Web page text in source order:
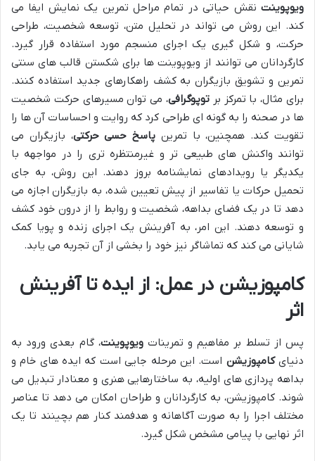
ویوپوینت نقش حیاتی در تمام مراحل تمرین یک نمایش ایفا می
کند. این روش می تواند در تحلیل متن، توسعه شخصیت، طراحی
حرکت، و شکل گیری یک اجرای منسجم مورد استفاده قرار گیرد.
کارگردانان می توانند از ویوپوینت ها برای شکستن قالب های سنتی
تمرین و تشویق بازیگران به کشف راهکارهای جدید استفاده کنند.
برای مثال، با تمرکز بر توپوگرافی، می توان مسیرهای حرکت شخصیت
ها در صحنه را به گونه ای طراحی کرد که روایت و احساسات آن ها را
تقویت کند. همچنین، با تمرین پاسخ حسی حرکتی، بازیگران می
توانند واکنش های طبیعی تر و غیرمنتظره تری را در مواجهه با
یکدیگر یا رویدادهای نمایشنامه بروز دهند. این روش، به جای
تحمیل حرکات یا تفاسیر از پیش تعیین شده، به بازیگران اجازه می
دهد تا در یک فضای بداهه، شخصیت و روابط را از درون خود کشف
و توسعه دهند. این امر، به آفرینش یک اجرای زنده و پویا کمک
شایانی می کند که تماشاگر نیز خود را بخشی از آن تجربه می یابد.
کامپوزیشن در عمل: از ایده تا آفرینش
اثر
پس از تسلط بر مفاهیم و تمریناتویوپوینت، گام بعدی ورود به
دنیایکامپوزیشن است. این مرحله جایی است که ایده های خام و
بداهه پردازی های اولیه، به ساختارهایی هنری و معنادار تبدیل می
شوند. کامپوزیشن، به کارگردانان و طراحان امکان می دهد تا عناصر
مختلف اجرا را به صورت آگاهانه و هدفمند کنار هم بچینند تا یک
اثر نهایی با پیامی مشخص شکل گیرد.